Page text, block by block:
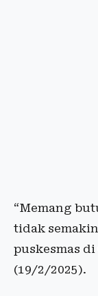
“Memang
tidak
puskesmas
(19/2/2025).